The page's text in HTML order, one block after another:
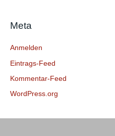
h
Meta
Anmelden
Eintrags-Feed
Kommentar-Feed
WordPress.org